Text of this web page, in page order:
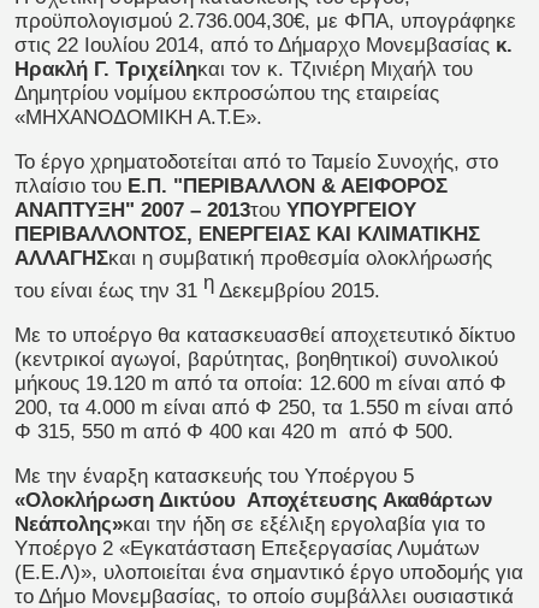
προϋπολογισμού 2.736.004,30€, με ΦΠΑ, υπογράφηκε
στις 22 Ιουλίου 2014, από το Δήμαρχο Μονεμβασίας κ.
Ηρακλή Γ. Τριχείληκαι τον κ. Τζινιέρη Μιχαήλ του
Δημητρίου νομίμου εκπροσώπου της εταιρείας
«ΜΗΧΑΝΟΔΟΜΙΚΗ Α.Τ.Ε».
Το έργο χρηματοδοτείται από το Ταμείο Συνοχής, στο
πλαίσιο του Ε.Π. "ΠΕΡΙΒΑΛΛΟΝ & ΑΕΙΦΟΡΟΣ
ΑΝΑΠΤΥΞΗ" 2007 – 2013του ΥΠΟΥΡΓΕΙΟΥ
ΠΕΡΙΒΑΛΛΟΝΤΟΣ, ΕΝΕΡΓΕΙΑΣ ΚΑΙ ΚΛΙΜΑΤΙΚΗΣ
ΑΛΛΑΓΗΣκαι η συμβατική προθεσμία ολοκλήρωσής
του είναι έως την 31 η Δεκεμβρίου 2015.
Με το υποέργο θα κατασκευασθεί αποχετευτικό δίκτυο
(κεντρικοί αγωγοί, βαρύτητας, βοηθητικοί) συνολικού
μήκους 19.120 m από τα οποία: 12.600 m είναι από Φ
200, τα 4.000 m είναι από Φ 250, τα 1.550 m είναι από
Φ 315, 550 m από Φ 400 και 420 m από Φ 500.
Με την έναρξη κατασκευής του Υποέργου 5
«Ολοκλήρωση Δικτύου Αποχέτευσης Ακαθάρτων
Νεάπολης»και την ήδη σε εξέλιξη εργολαβία για το
Υποέργο 2 «Εγκατάσταση Επεξεργασίας Λυμάτων
(Ε.Ε.Λ)», υλοποιείται ένα σημαντικό έργο υποδομής για
το Δήμο Moνεμβασίας, το οποίο συμβάλλει ουσιαστικά